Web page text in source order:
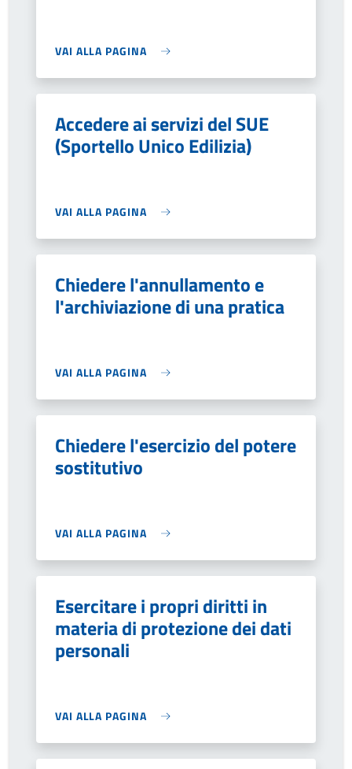
VAI ALLA PAGINA
Accedere ai servizi del SUE
(Sportello Unico Edilizia)
VAI ALLA PAGINA
Chiedere l'annullamento e
l'archiviazione di una pratica
VAI ALLA PAGINA
Chiedere l'esercizio del potere
sostitutivo
VAI ALLA PAGINA
Esercitare i propri diritti in
materia di protezione dei dati
personali
VAI ALLA PAGINA